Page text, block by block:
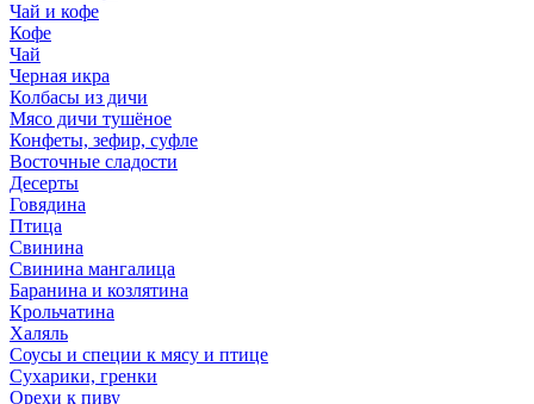
Чай и кофе
Кофе
Чай
Черная икра
Колбасы из дичи
Мясо дичи тушёное
Конфеты, зефир, суфле
Восточные сладости
Десерты
Говядина
Птица
Свинина
Свинина мангалица
Баранина и козлятина
Крольчатина
Халяль
Соусы и специи к мясу и птице
Сухарики, гренки
Орехи к пиву